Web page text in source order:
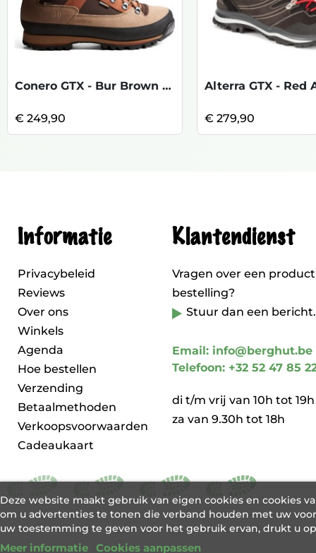
Conero GTX - Bur Brown Beige
€ 249,90 € 279,90
Informatie
Privacybeleid
Reviews
Over ons
Winkels
Agenda
Hoe bestellen
Verzending
Betaalmethoden
Verkoopsvoorwaarden
Cadeaukaart
Klantendienst
Vragen over een
bestelling?
Stuur dan een bericht.
Email: info@berghut.be
Telefoon: +32 52 47 85
di t/m vrij van 10h tot 19h
za van 9.30h tot 18h
Deze website maakt gebruik van eigen cookies en cookies
om u advertenties te tonen die verband houden met uw
uw toestemming te geven voor het gebruik ervan, drukt u
Meer informatie Cookies aanpassen